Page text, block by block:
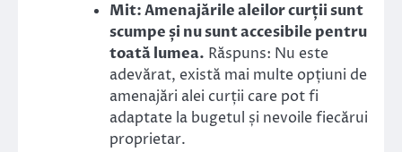
Mit: Amenajările aleilor curții sunt
scumpe și nu sunt accesibile pentru
toată lumea. Răspuns: Nu este
adevărat, există mai multe opțiuni de
amenajări alei curții care pot fi
adaptate la bugetul și nevoile fiecărui
proprietar.